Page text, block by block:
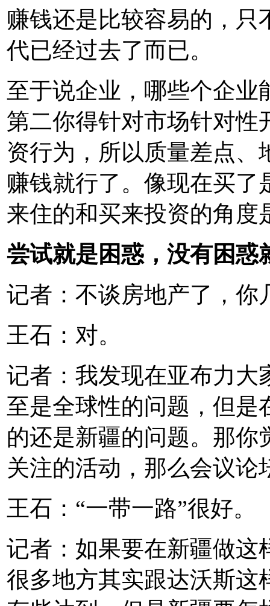
赚钱还是比较容易的，只
代已经过去了而已。
至于说企业，哪些个企业
第二你得针对市场针对性
资行为，所以质量差点、
赚钱就行了。像现在买了
来住的和买来投资的角度
尝试就是困惑，没有困惑
记者：不谈房地产了，你
王石：对。
记者：我发现在亚布力大
至是全球性的问题，但是
的还是新疆的问题。那你
关注的活动，那么会议论
王石：“一带一路”很好。
记者：如果要在新疆做这
很多地方其实跟达沃斯这